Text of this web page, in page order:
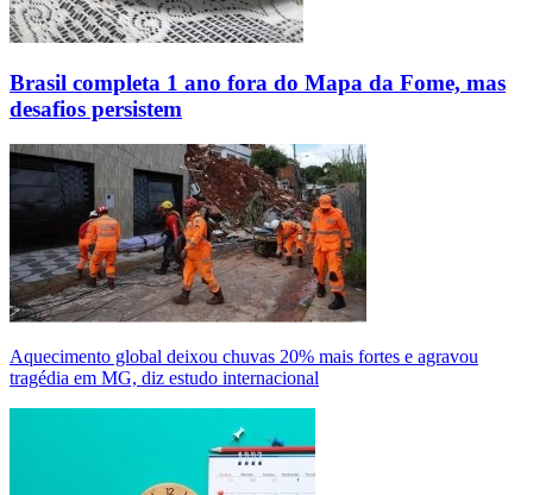
Brasil completa 1 ano fora do Mapa da Fome, mas
desafios persistem
Aquecimento global deixou chuvas 20% mais fortes e agravou
tragédia em MG, diz estudo internacional